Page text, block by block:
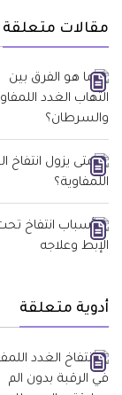
مقالات متعلقة
أدوية متعلقة